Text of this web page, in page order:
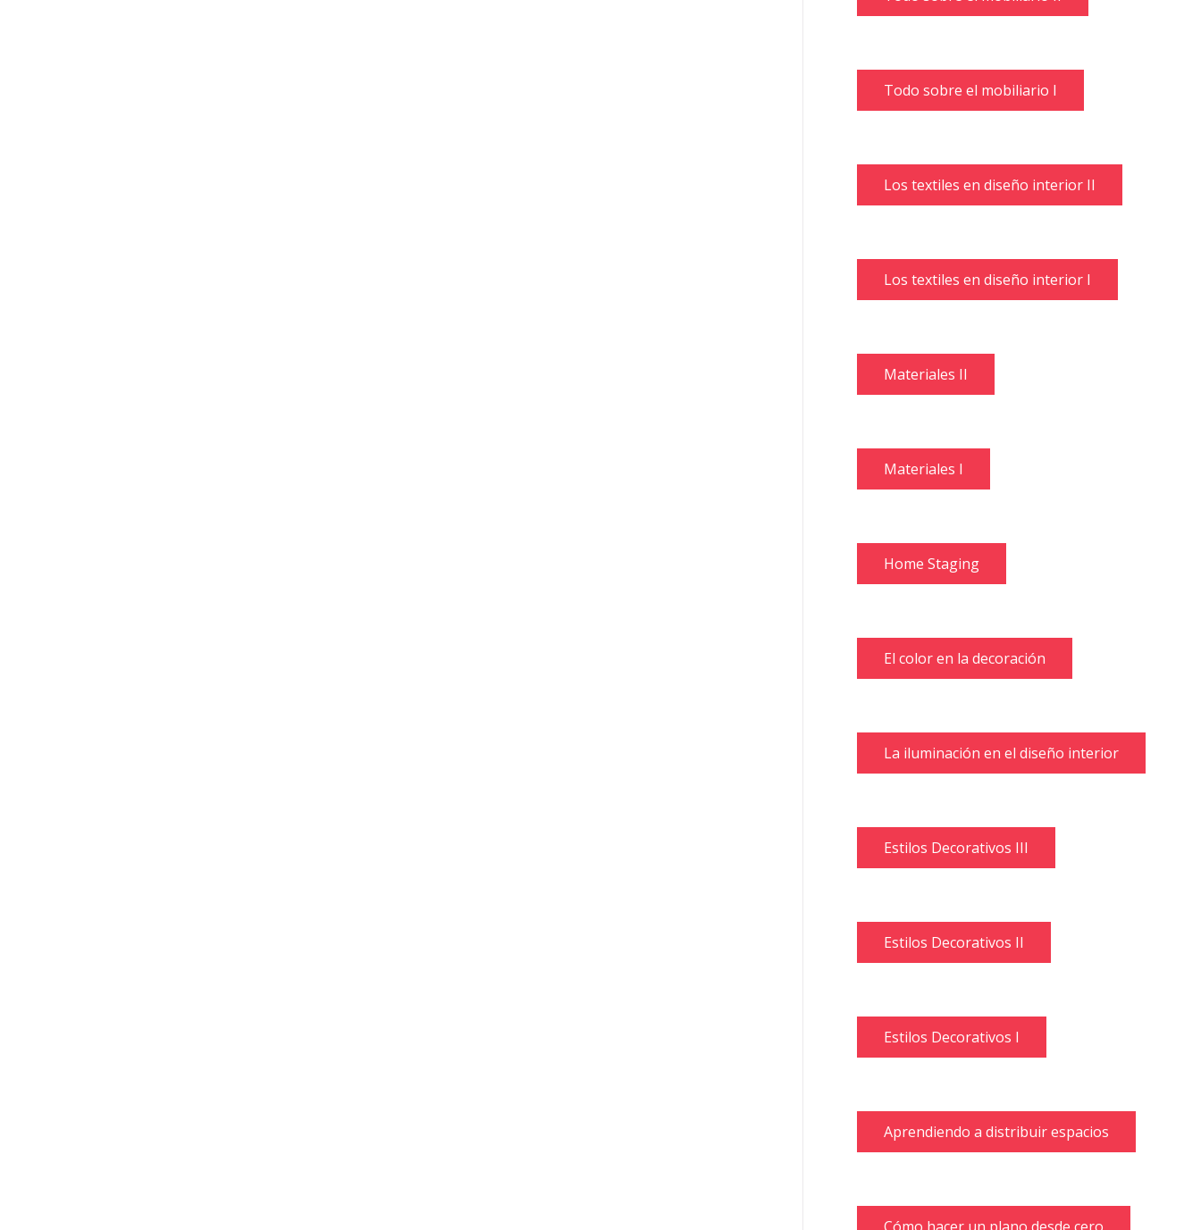
Todo sobre el mobiliario I
Los textiles en diseño interior II
Los textiles en diseño interior I
Materiales II
Materiales I
Home Staging
El color en la decoración
La iluminación en el diseño interior
Estilos Decorativos III
Estilos Decorativos II
Estilos Decorativos I
Aprendiendo a distribuir espacios